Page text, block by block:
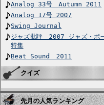
Analog 33号 Autumn 2011
Analog 17号 2007
Swing Journal
ジャズ批評 2007 ジャズ・ボ
特集
Beat Sound 2011
クイズ
先月の人気ランキング